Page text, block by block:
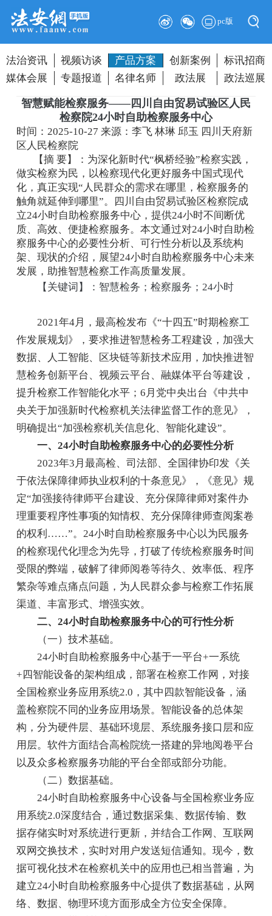
pc版
法治资讯 视频访谈 产品方案 创新案例
标讯招商
媒体会展
专题报道 名律名师 政法展 政法巡展
智慧赋能检察服务——四川自由贸易试验区人民
检察院24小时自助检察服务中心
时间：2025-10-27来源：李飞 林琳 邱玉 四川天府新
区人民检察院
【摘 要】：为深化新时代“枫桥经验”检察实践，
做实检察为民，以检察现代化更好服务中国式现代
化，真正实现“人民群众的需求在哪里，检察服务的
触角就延伸到哪里”。四川自由贸易试验区检察院成
立24小时自助检察服务中心，提供24小时不间断优
质、高效、便捷检察服务。本文通过对24小时自助检
察服务中心的必要性分析、可行性分析以及系统构
架、现状的介绍，展望24小时自助检察服务中心未来
发展，助推智慧检察工作高质量发展。
【关键词】：智慧检务；检察服务；24小时
2021年4月，最高检发布《“十四五”时期检察工
作发展规划》，要求推进智慧检务工程建设，加强大
数据、人工智能、区块链等新技术应用，加快推进智
慧检务创新平台、视频云平台、融媒体平台等建设，
提升检察工作智能化水平；6月党中央出台《中共中
央关于加强新时代检察机关法律监督工作的意见》，
明确提出“加强检察机关信息化、智能化建设”。
一、24小时自助检察服务中心的必要性分析
2023年3月最高检、司法部、全国律协印发《关
于依法保障律师执业权利的十条意见》，《意见》规
定“加强接待律师平台建设、充分保障律师对案件办
理重要程序性事项的知情权、充分保障律师查阅案卷
的权利……”。24小时自助检察服务中心以为民服务
的检察现代化理念为先导，打破了传统检察服务时间
受限的弊端，破解了律师阅卷等待久、效率低、程序
繁杂等难点痛点问题，为人民群众参与检察工作拓展
渠道、丰富形式、增强实效。
二、24小时自助检察服务中心的可行性分析
（一）技术基础。
24小时自助检察服务中心基于一平台+一系统
+四智能设备的架构组成，部署在检察工作网，对接
全国检察业务应用系统2.0，其中四款智能设备，涵
盖检察院不同的业务应用场景。智能设备的总体架
构，分为硬件层、基础环境层、系统服务接口层和应
用层。软件方面结合高检院统一搭建的异地阅卷平台
以及众多检察服务功能的平台全部或部分功能。
（二）数据基础。
24小时自助检察服务中心设备与全国检察业务应
用系统2.0深度结合，通过数据采集、数据传输、数
据存储实时对系统进行更新，并结合工作网、互联网
双网交换技术，实时对用户发送短信通知。现今，数
据可视化技术在检察机关中的应用也已相当普遍，为
建立24小时自助检察服务中心提供了数据基础，从网
络、数据、物理环境方面形成全方位安全保障。